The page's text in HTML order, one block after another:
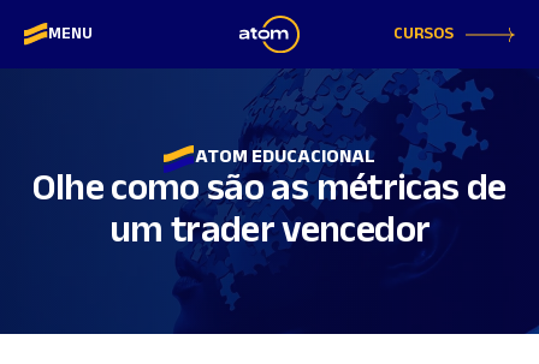
MENU CURSOS
ATOM EDUCACIONAL
Olhe como são as métricas de
um trader vencedor